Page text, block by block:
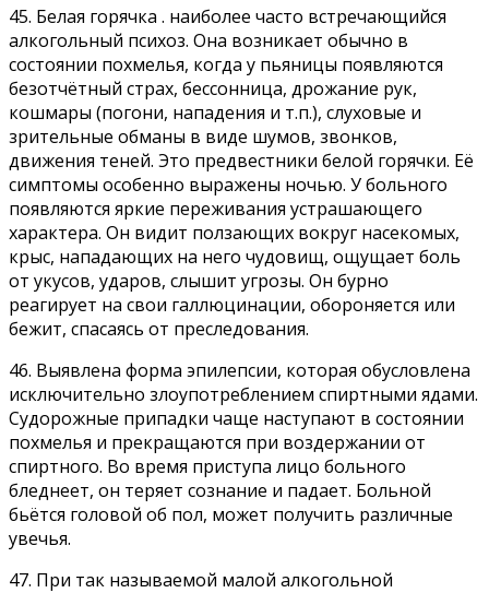
45. Белая горячка . наиболее часто встречающийся
алкогольный психоз. Она возникает обычно в
состоянии похмелья, когда у пьяницы появляются
безотчётный страх, бессонница, дрожание рук,
кошмары (погони, нападения и т.п.), слуховые и
зрительные обманы в виде шумов, звонков,
движения теней. Это предвестники белой горячки. Её
симптомы особенно выражены ночью. У больного
появляются яркие переживания устрашающего
характера. Он видит ползающих вокруг насекомых,
крыс, нападающих на него чудовищ, ощущает боль
от укусов, ударов, слышит угрозы. Он бурно
реагирует на свои галлюцинации, обороняется или
бежит, спасаясь от преследования.
46. Выявлена форма эпилепсии, которая обусловлена
исключительно злоупотреблением спиртными ядами.
Судорожные припадки чаще наступают в состоянии
похмелья и прекращаются при воздержании от
спиртного. Во время приступа лицо больного
бледнеет, он теряет сознание и падает. Больной
бьётся головой об пол, может получить различные
увечья.
47. При так называемой малой алкогольной